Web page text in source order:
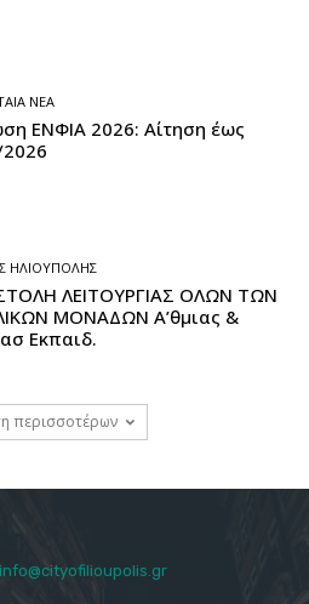
ΝΈΑ
ΕΝΦΙΑ 2026: Αίτηση έως
ΗΛΙΟΎΠΟΛΗΣ
ΛΕΙΤΟΥΡΓΙΑΣ ΟΛΩΝ ΤΩΝ
ΜΟΝΑΔΩΝ A’θμιας &
Εκπαιδ.
περισσοτέρων
info@cityofilioupolis.gr